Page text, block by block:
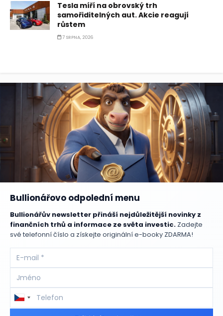
Tesla míří na obrovský trh
samořiditelných aut. Akcie reagují
růstem
7 SRPNA, 2026
Bullionářovo odpolední menu
Bullionářův newsletter přináší nejdůležitější novinky z
finančních trhů a informace ze světa investic. Zadejte
své telefonní číslo a získejte originální e-booky ZDARMA!